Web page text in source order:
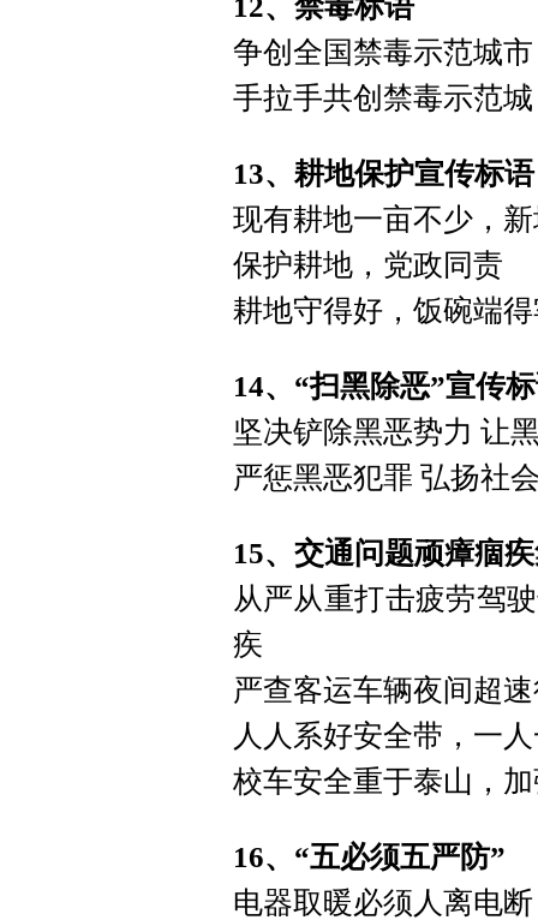
12、禁毒标语
争创全国禁毒示范城
手拉手共创禁毒示范
13、耕地保护宣传标语
现有耕地一亩不少，
保护耕地，党政同责
耕地守得好，饭碗端
14、“扫黑除恶”宣传
坚决铲除黑恶势力 让
严惩黑恶犯罪 弘扬社
15、交通问题顽瘴痼
从严从重打击疲劳驾
疾
严查客运车辆夜间超
人人系好安全带，一
校车安全重于泰山，
16、“五必须五严防”
电器取暖必须人离电